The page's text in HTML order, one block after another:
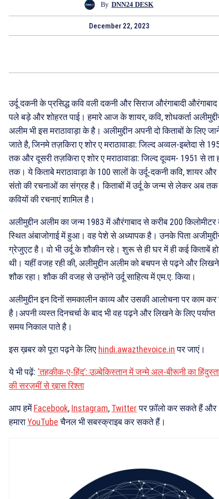
By DNN24 DESK
December 22, 2023
उर्दू दकनी के प्रसिद्ध कवि वली दकनी और सिराज औरंगाबादी औरंगाबाद
पले बड़े और शोहरत पाई। हमारे आज के शायर, कवि, शोधकर्ता
अलीम भी इस मराठावाड़ा के है। अलीमुद्दीन अपनी दो किताबों के लिए
जाते है, जिनमे तज़किरा ए शोर ए मराठावाडा: जिल्द अव्वल-इब्तेदा से
तक और दूसरी तज़किरा ए शोर ए मराठावाडा: जिल्द दूव्वम- 1951 से ता
तक। ये किताबे मराठावाड़ा के 100 सालों के उर्दू-दकनी कवि, शायर और
संतो की रचनाओं का संग्रह है। किताबों में उर्दू के जन्म से लेकर अब
कवियों की रचनाएं शामिल है।
अलीमुद्दीन अलीम का जन्म 1983 में औरंगाबाद से करीब 200 किलोमीटर
स्थित अंबाजोगाई में हुआ। वह पेशे से अध्यापक है। उनके पिता
ग्रेजुएट है। वो भी उर्दू के शौकीन रहे। शुरू से ही घर में ही कई किताबें
थी। यहीं वजह रही की, अलीमुद्दीन अलीम को बचपन से पढ़ने और
शौक रहा। शौक की वजह से उन्होंने उर्दू साहित्य में एम.ए. किया।
अलीमुद्दीन इन दिनों समकालीन काव्य और उसकी आलोचना पर काम कर
है।अपनी व्यस्त दिनचर्चा के बाद भी वह पढ़ने और लिखने के लिए पर्याप्त
समय निकाल पाते है।
इस ख़बर को पूरा पढ़ने के लिए hindi.awazthevoice.inपर जाएं।
ये भी पढ़ें: ‘तहकीक-ए-हिंद’: उज़्बेकिस्तान में जन्मे अल-बीरूनी का
की सरज़मीं से ख़ास रिश्ता
आप हमेंFacebook, Instagram, Twitterपर फ़ॉलो कर सकते हैं और
हमाराYouTubeचैनल भी सबस्क्राइब कर सकते हैं।